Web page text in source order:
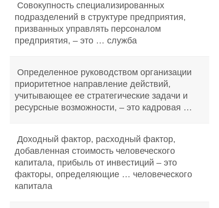
Совокупность специализированных
подразделений в структуре предприятия,
призванных управлять персоналом
предприятия, – это … служба
Определенное руководством организации
приоритетное направление действий,
учитывающее ее стратегические задачи и
ресурсные возможности, – это кадровая …
Доходный фактор, расходный фактор,
добавленная стоимость человеческого
капитала, прибыль от инвестиций – это
факторы, определяющие … человеческого
капитала